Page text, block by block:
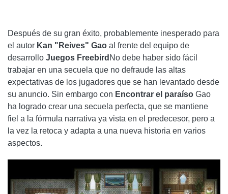
Después de su gran éxito, probablemente inesperado para
el autor Kan "Reives" Gao al frente del equipo de
desarrollo Juegos Freebird No debe haber sido fácil
trabajar en una secuela que no defraude las altas
expectativas de los jugadores que se han levantado desde
su anuncio. Sin embargo con Encontrar el paraíso Gao
ha logrado crear una secuela perfecta, que se mantiene
fiel a la fórmula narrativa ya vista en el predecesor, pero a
la vez la retoca y adapta a una nueva historia en varios
aspectos.